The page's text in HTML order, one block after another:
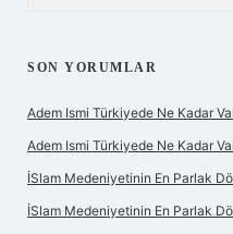
SON YORUMLAR
Adem Ismi Türkiyede Ne Kadar
Adem Ismi Türkiyede Ne Kadar
İSlam Medeniyetinin En Parlak
İSlam Medeniyetinin En Parlak